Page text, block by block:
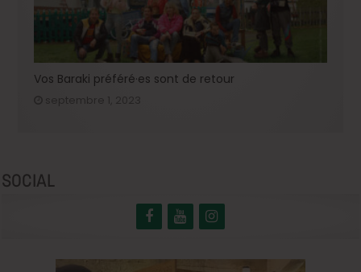
Vos Baraki préféré·es sont de retour
septembre 1, 2023
SOCIAL